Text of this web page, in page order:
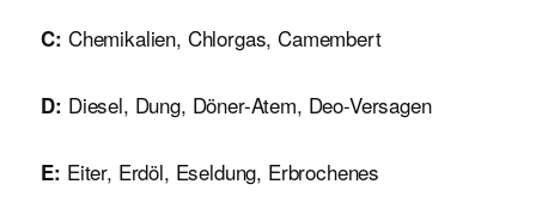
C: Chemikalien, Chlorgas, Camembert
D: Diesel, Dung, Döner-Atem, Deo-Versagen
E: Eiter, Erdöl, Eseldung, Erbrochenes